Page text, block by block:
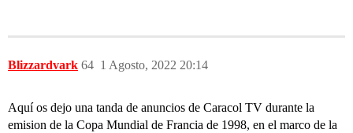
Blizzardvark 1 Agosto, 2022 20:14
64
Aquí os dejo una tanda de anuncios de Caracol TV durante la
emision de la Copa Mundial de Francia de 1998, en el marco de la